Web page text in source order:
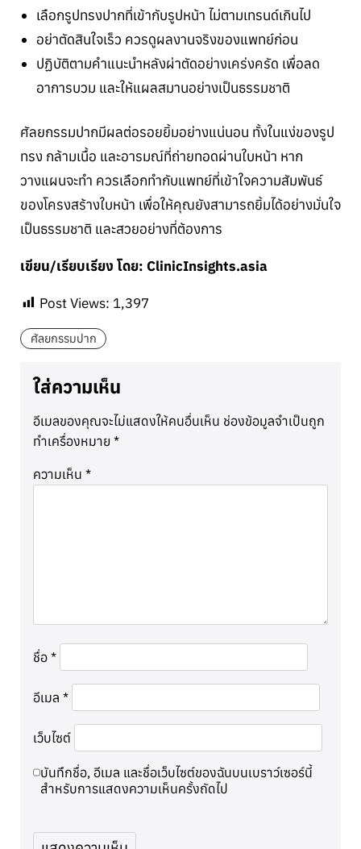
เลือกรูปทรงปากที่เข้ากับรูปหน้า ไม่ตามเทรนด์เกินไป
อย่าตัดสินใจเร็ว ควรดูผลงานจริงของแพทย์ก่อน
ปฏิบัติตามคำแนะนำหลังผ่าตัดอย่างเคร่งครัด เพื่อลด
อาการบวม และให้แผลสมานอย่างเป็นธรรมชาติ
ศัลยกรรมปากมีผลต่อรอยยิ้มอย่างแน่นอน ทั้งในแง่ของรูป
ทรง กล้ามเนื้อ และอารมณ์ที่ถ่ายทอดผ่านใบหน้า หาก
วางแผนจะทำ ควรเลือกทำกับแพทย์ที่เข้าใจความสัมพันธ์
ของโครงสร้างใบหน้า เพื่อให้คุณยังสามารถยิ้มได้อย่างมั่นใจ
เป็นธรรมชาติ และสวยอย่างที่ต้องการ
เขียน/เรียบเรียง โดย: ClinicInsights.asia
Post Views: 1,397
ศัลยกรรมปาก
ใส่ความเห็น
อีเมลของคุณจะไม่แสดงให้คนอื่นเห็น ช่องข้อมูลจำเป็นถูก
ทำเครื่องหมาย *
ความเห็น *
ชื่อ *
อีเมล *
เว็บไซต์
บันทึกชื่อ, อีเมล และชื่อเว็บไซต์ของฉันบนเบราว์เซอร์นี้
สำหรับการแสดงความเห็นครั้งถัดไป